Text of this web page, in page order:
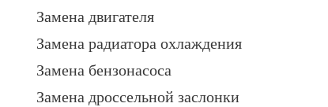
Замена двигателя
Замена радиатора охлаждения
Замена бензонасоса
Замена дроссельной заслонки